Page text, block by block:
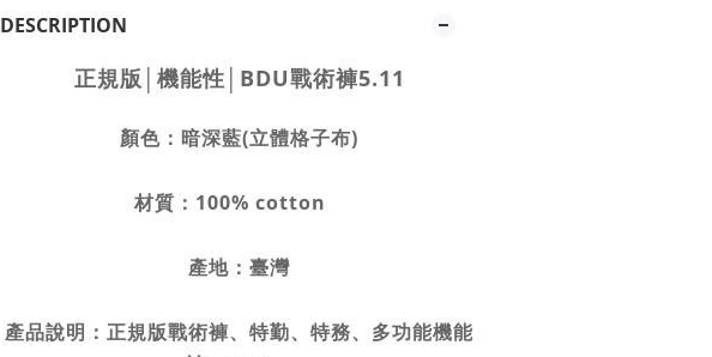
DESCRIPTION
正規版│機能性│BDU戰術褲5.11
顏色：暗深藍(立體格子布)
材質：100% cotton
產地：臺灣
產品說明：正規版戰術褲、特勤、特務、多功能機能